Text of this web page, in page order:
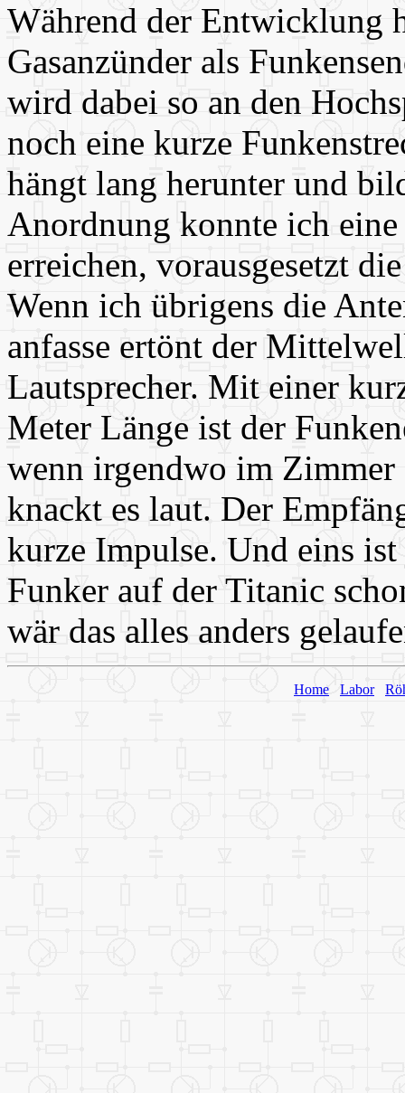
Während der Entwicklung
Gasanzünder als
wird dabei so an den
noch eine kurze
hängt lang herunter und
Anordnung konnte ich
erreichen, vorausgesetzt
Wenn ich übrigens die
anfasse ertönt der
Lautsprecher. Mit einer
Meter Länge ist der
wenn irgendwo im
knackt es laut. Der
kurze Impulse. Und eins
Funker auf der Titanic
wär das alles anders
Home Labor